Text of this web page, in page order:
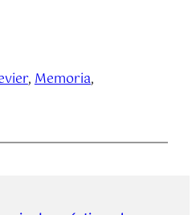
, Memoria